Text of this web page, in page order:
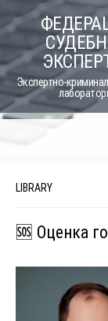
to
content
Экспертно-
LIBRARY
🆘 Оценка